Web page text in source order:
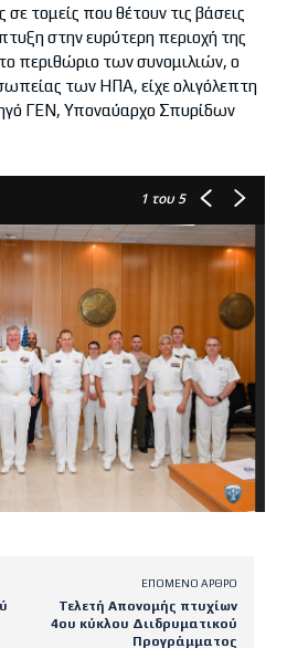
σε τομείς που θέτουν τις βάσεις
στην ευρύτερη περιοχή της
περιθώριο των συνομιλιών, ο
των ΗΠΑ, είχε ολιγόλεπτη
ΓΕΝ, Υποναύαρχο Σπυρίδων
1 του 5
ΕΠΌΜΕΝΟ ΆΡΘΡΟ
Τελετή Απονομής πτυχίων
4ου κύκλου Διιδρυματικού
Προγράμματος